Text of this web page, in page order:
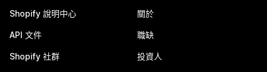
Shopify 說明中心
API 文件
Shopify 社群
關於
職缺
投資人